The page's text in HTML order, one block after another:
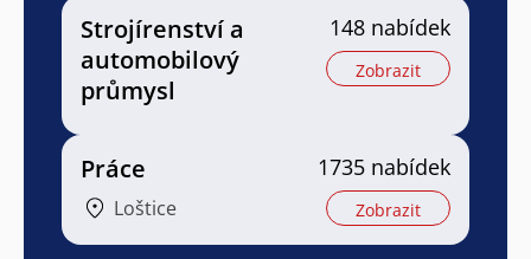
Strojírenství a
automobilový
průmysl
148 nabídek
Zobrazit
Práce
Loštice
1735 nabídek
Zobrazit